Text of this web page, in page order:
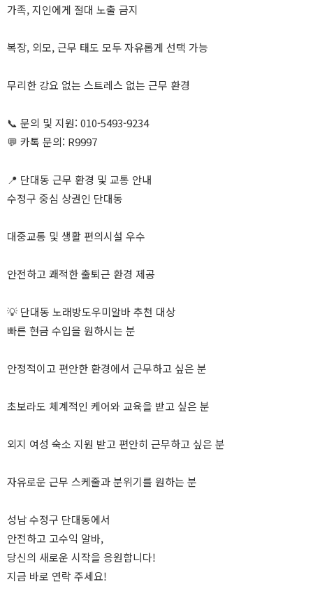
가족, 지인에게 절대 노출 금지
복장, 외모, 근무 태도 모두 자유롭게 선택 가능
무리한 강요 없는 스트레스 없는 근무 환경
📞 문의 및 지원: 010-5493-9234
💬 카톡 문의: R9997
📍 단대동 근무 환경 및 교통 안내
수정구 중심 상권인 단대동
대중교통 및 생활 편의시설 우수
안전하고 쾌적한 출퇴근 환경 제공
💡 단대동 노래방도우미알바 추천 대상
빠른 현금 수입을 원하시는 분
안정적이고 편안한 환경에서 근무하고 싶은 분
초보라도 체계적인 케어와 교육을 받고 싶은 분
외지 여성 숙소 지원 받고 편안히 근무하고 싶은 분
자유로운 근무 스케줄과 분위기를 원하는 분
성남 수정구 단대동에서
안전하고 고수익 알바,
당신의 새로운 시작을 응원합니다!
지금 바로 연락 주세요!